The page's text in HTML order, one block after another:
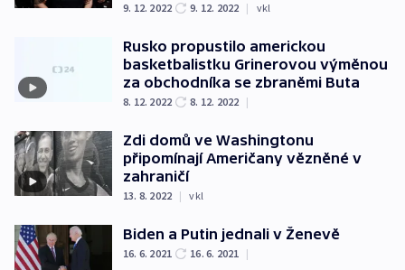
9. 12. 2022 9. 12. 2022 | vkl
Rusko propustilo americkou
basketbalistku Grinerovou výměnou
za obchodníka se zbraněmi Buta
8. 12. 2022 8. 12. 2022 |
Zdi domů ve Washingtonu
připomínají Američany vězněné v
zahraničí
13. 8. 2022 | vkl
Biden a Putin jednali v Ženevě
16. 6. 2021 16. 6. 2021 |